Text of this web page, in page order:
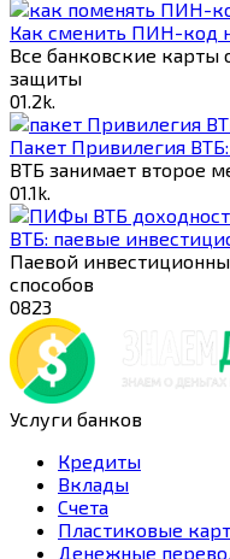
Как сменить ПИН-код
Все банковские
защиты
01.2k.
Пакет Привилегия
ВТБ занимает второе
01.1k.
ВТБ: паевые
Паевой
способов
0823
Услуги банков
Кредиты
Вклады
Счета
Пластиковые
Денежные